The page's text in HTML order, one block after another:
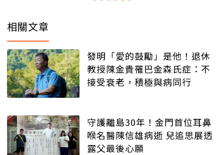
相關文章
發明「愛的鼓勵」是他！退休
教授陳金貴罹巴金森氏症：不
接受衰老，積極與病同行
守護離島30年！金門首位耳鼻
喉名醫陳信雄病逝 兒追思展透
露父最後心願